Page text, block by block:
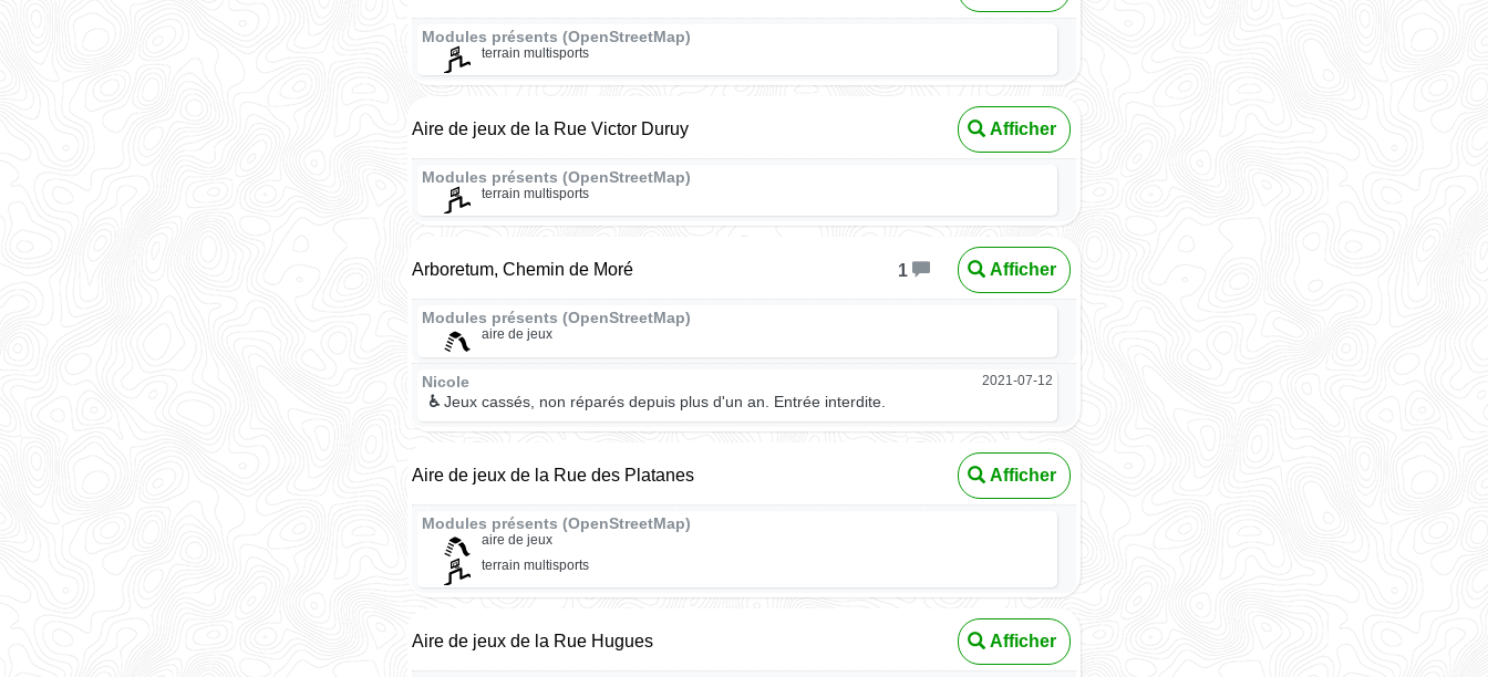
Modules présents (OpenStreetMap)
terrain multisports
Aire de jeux de la Rue Victor Duruy Afficher
Modules présents (OpenStreetMap)
terrain multisports
Arboretum, Chemin de Moré 1 Afficher
Modules présents (OpenStreetMap)
aire de jeux
Nicole 2021-07-12
♿ Jeux cassés, non réparés depuis plus d'un an. Entrée interdite.
Aire de jeux de la Rue des Platanes Afficher
Modules présents (OpenStreetMap)
aire de jeux
terrain multisports
Aire de jeux de la Rue Hugues Afficher